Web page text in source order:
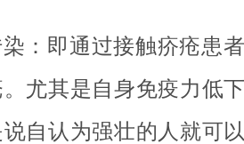
：即通过接触疥疮患
尤其是自身免疫力低
自认为强壮的人就可